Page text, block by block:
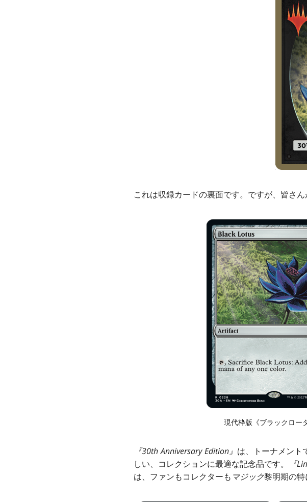
これは収録カードの裏面です。ですが、皆さん
現代枠版《ブラックロー
『30th Anniversary Edition』 は、トーナメント
しい、コレクションに最適な記念品です。
『
は、ファンもコレクターも マジック黎明期の特